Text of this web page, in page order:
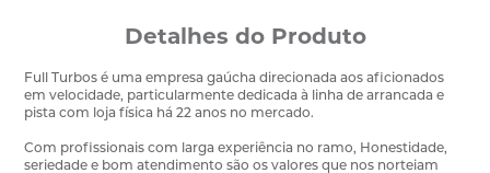
Detalhes do Produto
Full Turbos é uma empresa gaúcha direcionada aos aficionados
em velocidade, particularmente dedicada à linha de arrancada e
pista com loja física há 22 anos no mercado.
Com profissionais com larga experiência no ramo, Honestidade,
seriedade e bom atendimento são os valores que nos norteiam